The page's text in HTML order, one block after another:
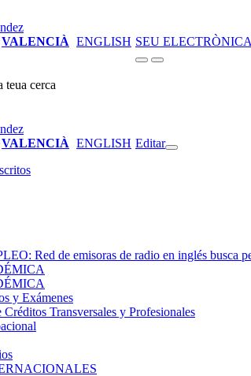
VALENCIÀ ENGLISH SEU ELECTRÒNICA
teua cerca
VALENCIÀ ENGLISH Editar
Red de emisoras de radio en inglés busca
y Exámenes
Transversales y Profesionales